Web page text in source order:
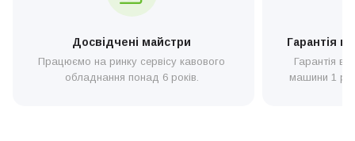
Досвідчені майстри
Працюємо на ринку сервісу кавового
обладнання понад 6 років.
Гарантія
Гарантія
машини 1